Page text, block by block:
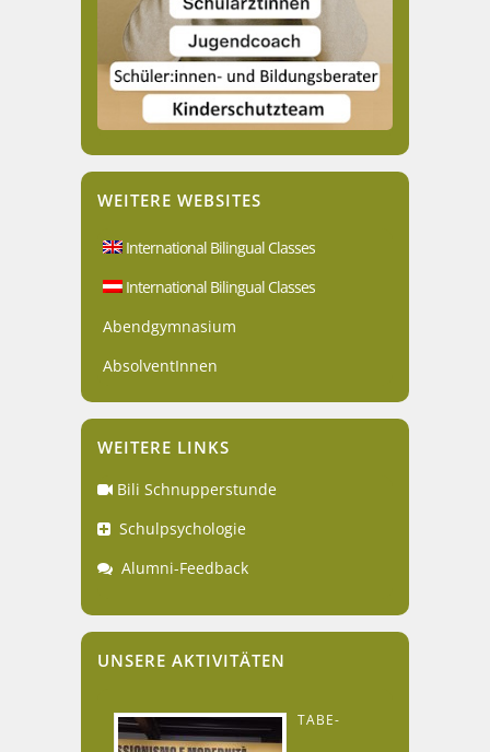
WEITERE WEBSITES
International Bilingual Classes
International Bilingual Classes
Abendgymnasium
AbsolventInnen
WEITERE LINKS
Bili Schnupperstunde
Schulpsychologie
Alumni-Feedback
UNSERE AKTIVITÄTEN
TABE-